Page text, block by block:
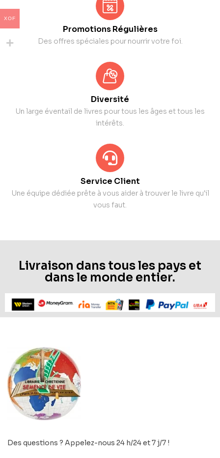
Promotions Régulières
Des offres spéciales pour nourrir votre foi.
Diversité
Un large éventail de livres pour tous les âges et tous les
intérêts.
Service Client
Une équipe dédiée prête à vous aider à trouver le livre qu'il
vous faut.
Livraison dans tous les pays et
dans le monde entier.
Des questions ? Appelez-nous 24 h/24 et 7 j/7 !
XOF